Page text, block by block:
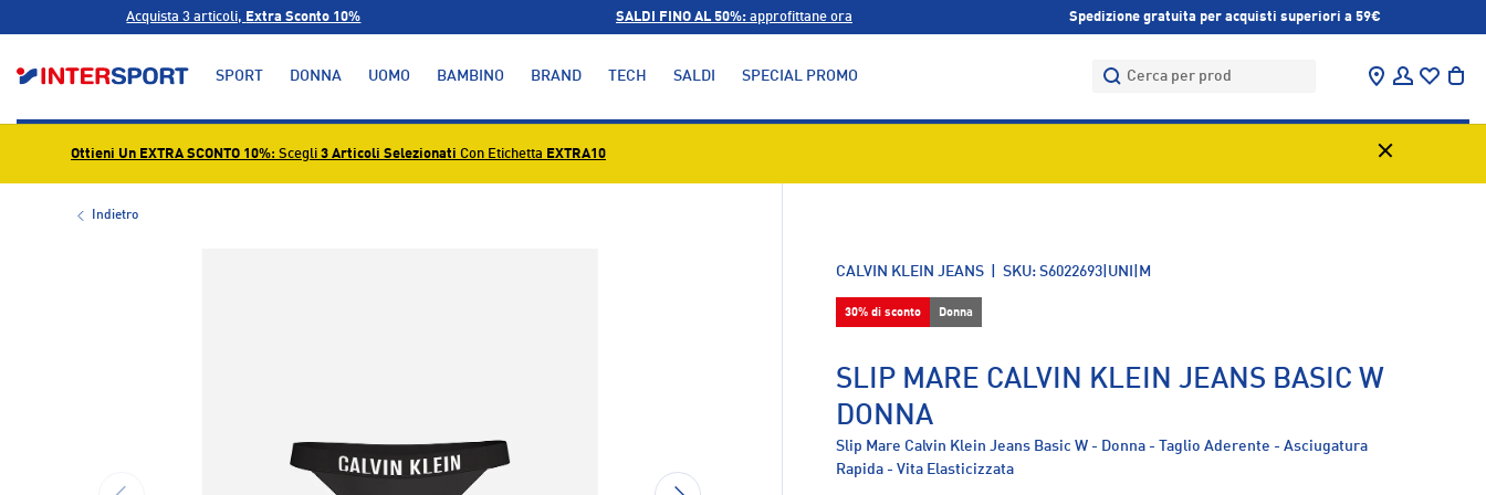
Acquista 3 articoli, Extra Sconto 10% SALDI FINO AL 50%: approfittane ora Spedizione gratuita per acquisti superiori a 59€
Cerca
Cerca
Trova negozio
Accedi
SPORT DONNA UOMO BAMBINO BRAND TECH SALDI SPECIAL PROMO
Ottieni Un EXTRA SCONTO 10%: Scegli 3 Articoli Selezionati Con Etichetta EXTRA10
Indietro
INDIETRO AVANTI
CALVIN KLEIN JEANS |SKU: S6022693|UNI|M
30% di sconto Donna
SLIP MARE CALVIN KLEIN JEANS BASIC W
DONNA
Slip Mare Calvin Klein Jeans Basic W - Donna - Taglio Aderente - Asciugatura
Rapida - Vita Elasticizzata